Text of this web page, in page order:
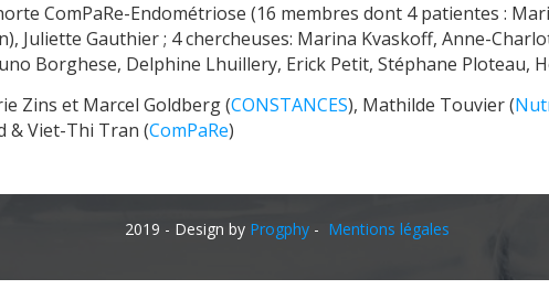
ComPaRe-Endométriose (16 membres dont 4 patientes :
Juliette Gauthier ; 4 chercheuses: Marina Kvaskoff, Anne-
Borghese, Delphine Lhuillery, Erick Petit, Stéphane Ploteau,
Zins et Marcel Goldberg (CONSTANCES), Mathilde Touvier (
& Viet-Thi Tran (ComPaRe)
2019 - Design by Progphy - Mentions légales